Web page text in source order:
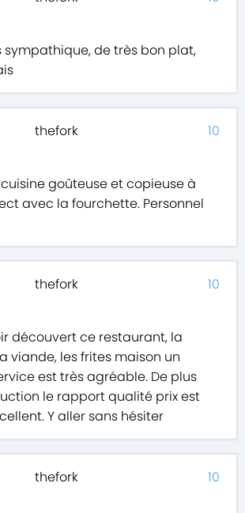
sympathique, de très bon plat,
thefork
goûteuse et copieuse à
avec la fourchette. Personnel
10
thefork
découvert ce restaurant, la
viande, les frites maison un
est très agréable. De plus
le rapport qualité prix est
Y aller sans hésiter
10
thefork 10